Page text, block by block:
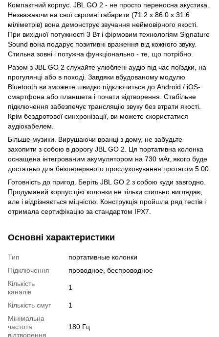
Компактний корпус. JBL GO 2 - не просто переносна акустика.
Незважаючи на свої скромні габарити (71.2 x 86.0 x 31.6
міліметрів) вона демонструє звучання неймовірного якості.
При вихідної потужності 3 Вт і фірмовим технологіям Signature
Sound вона подарує позитивні враження від кожного звуку.
Стильна зовні і потужна функціонально - те, що потрібно.
Разом з JBL GO 2 слухайте улюблені аудіо під час поїздки, на
прогулянці або в поході. Завдяки вбудованому модулю
Bluetooth ви зможете швидко підключиться до Android / iOS-
смартфона або планшета і почати відтворення. Стабільне
підключення забезпечує трансляцію звуку без втрати якості.
Крім бездротової синхронізації, ви можете скористатися
аудіокабелем.
Більше музики. Вирушаючи вранці з дому, не забудьте
захопити з собою в дорогу JBL GO 2. Ця портативна колонка
оснащена інтегрованим акумулятором на 730 мАг, якого буде
достатньо для безперервного прослуховування протягом 5:00.
Готовність до пригод. Беріть JBL GO 2 з собою куди завгодно.
Продуманий корпус цієї колонки не тільки стильно виглядає,
але і відрізняється міцністю. Конструкція пройшла ряд тестів і
отримала сертифікацію за стандартом IPX7.
Основні характеристики
Тип
портативные колонки
Підключення
проводное, беспроводное
Кількість
каналів
1
Кількість смуг
1
Мінімальна
частота
відтворення
180 Гц